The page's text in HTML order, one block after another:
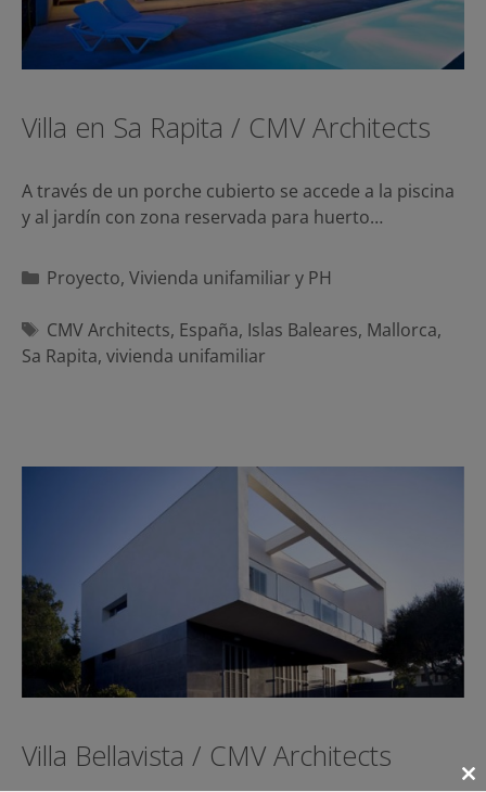
Villa en Sa Rapita / CMV Architects
A través de un porche cubierto se accede a la piscina
y al jardín con zona reservada para huerto…
Categorías
Proyecto, Vivienda unifamiliar y PH
Etiquetas
CMV Architects, España, Islas Baleares, Mallorca,
Sa Rapita, vivienda unifamiliar
Villa Bellavista / CMV Architects